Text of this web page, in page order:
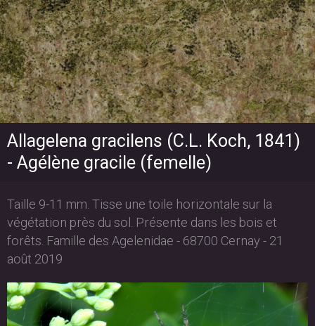
Allagelena gracilens (C.L. Koch, 1841)
- Agélène gracile (femelle)
Taille 9-11 mm. Tisse une toile horizontale sur la
végétation près du sol. Présente dans les bois et
forêts. Famille des Agelenidae - 68700 Cernay - 21
août 2019